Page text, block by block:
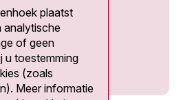
plaatst
of geen
u toestemming
(zoals
Meer informatie